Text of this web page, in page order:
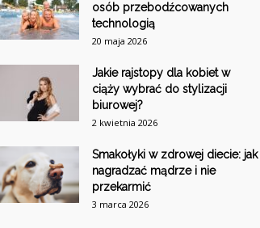
osób przebodźcowanych
technologią
20 maja 2026
Jakie rajstopy dla kobiet w
ciąży wybrać do stylizacji
biurowej?
2 kwietnia 2026
Smakołyki w zdrowej diecie: jak
nagradzać mądrze i nie
przekarmić
3 marca 2026